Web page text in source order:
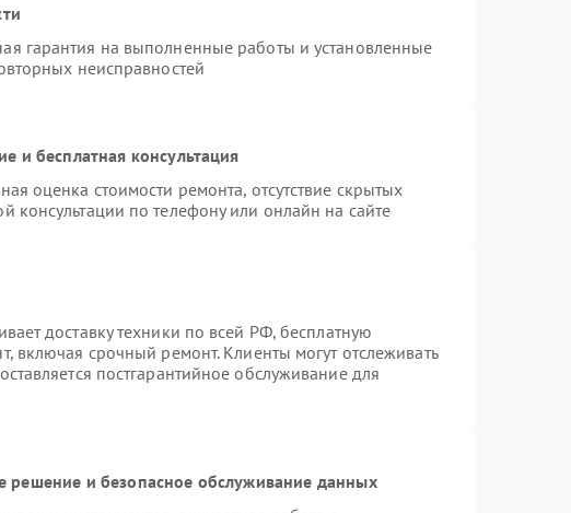
гарантия на выполненные работы и установленные
неисправностей
и бесплатная консультация
оценка стоимости ремонта, отсутствие скрытых
консультации по телефону или онлайн на сайте
доставку техники по всей РФ, бесплатную
включая срочный ремонт. Клиенты могут отслеживать
постгарантийное обслуживание для
и безопасное обслуживание данных